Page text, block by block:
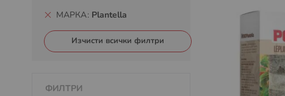
МАРКА Plantella
Изчисти всички филтри
ФИЛТРИ